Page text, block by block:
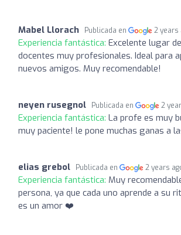
Mabel Llorach Publicada en 2 years
Experiencia fantástica: Excelente lugar
docentes muy profesionales. Ideal para
nuevos amigos. Muy recomendable!
neyen rusegnol Publicada en 2
Experiencia fantástica: La profe es muy
muy paciente! le pone muchas ganas a
elias grebol Publicada en 2 years
Experiencia fantástica: Muy
persona, ya que cada uno aprende a su
es un amor ❤️